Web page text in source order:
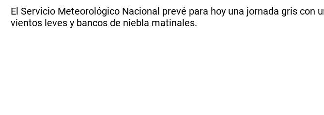
El Servicio Meteorológico Nacional prevé para hoy una jornada gris con
vientos leves y bancos de niebla matinales.